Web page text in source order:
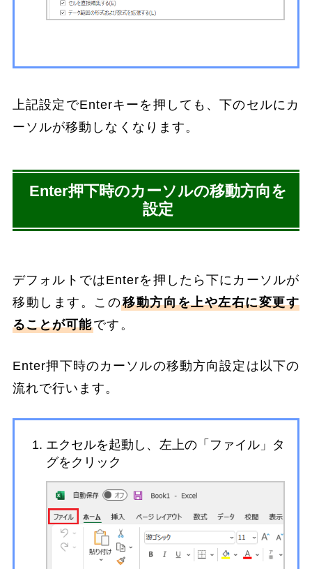
上記設定でEnterキーを押しても、下のセルにカ
ーソルが移動しなくなります。
Enter押下時のカーソルの移動方向を
設定
デフォルトではEnterを押したら下にカーソルが
移動します。この移動方向を上や左右に変更す
ることが可能です。
Enter押下時のカーソルの移動方向設定は以下の
流れで行います。
エクセルを起動し、左上の「ファイル」タ
グをクリック